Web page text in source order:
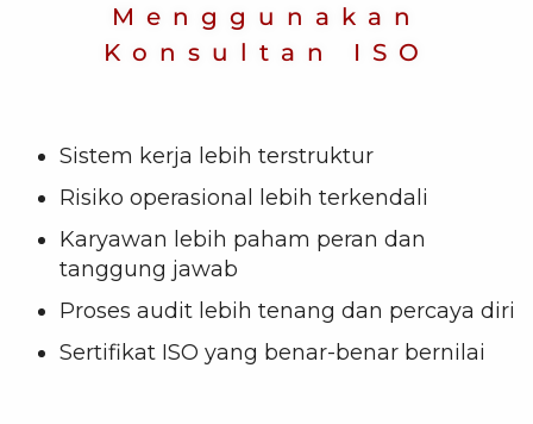
Menggunakan
Konsultan ISO
Sistem kerja lebih terstruktur
Risiko operasional lebih terkendali
Karyawan lebih paham peran dan
tanggung jawab
Proses audit lebih tenang dan percaya diri
Sertifikat ISO yang benar-benar bernilai